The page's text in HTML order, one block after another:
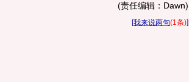
(责任编辑：Dawn)
[我来说两句(1条)]